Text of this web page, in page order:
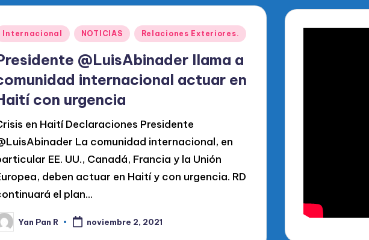
Internacional NOTICIAS Relaciones Exteriores.
@LuisAbinader llama a
internacional actuar en
con urgencia
en Haití Declaraciones Presidente
La comunidad internacional, en
EE. UU., Canadá, Francia y la Unión
deben actuar en Haití y con urgencia. RD
el plan…
Yan Pan R noviembre 2, 2021